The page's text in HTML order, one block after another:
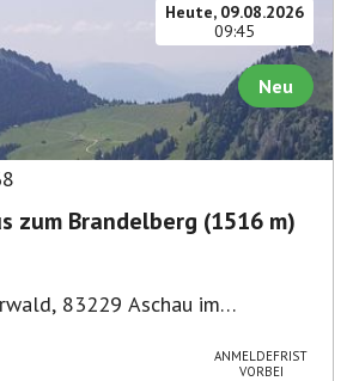
Heute, 09.08.2026
09:45
Neu
zum Brandelberg (1516 m)
83229 Aschau im
ANMELDEFRIST
VORBEI